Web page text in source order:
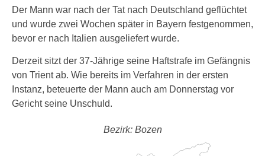
Der Mann war nach der Tat nach Deutschland geflüchtet
und wurde zwei Wochen später in Bayern festgenommen,
bevor er nach Italien ausgeliefert wurde.
Derzeit sitzt der 37-Jährige seine Haftstrafe im Gefängnis
von Trient ab. Wie bereits im Verfahren in der ersten
Instanz, beteuerte der Mann auch am Donnerstag vor
Gericht seine Unschuld.
Bezirk: Bozen